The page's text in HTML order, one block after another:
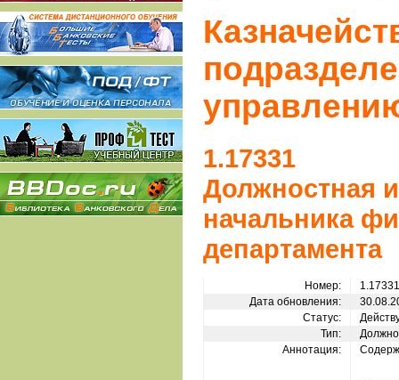
1.17331
Должностная
начальника
департамента
Номер:
1.17331
Дата обновления:
Статус:
Тип:
Аннотация: